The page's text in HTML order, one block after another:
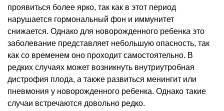
проявиться более ярко, так как в этот период
нарушается гормональный фон и иммунитет
снижается. Однако для новорожденного ребенка это
заболевание представляет небольшую опасность, так
как со временем оно проходит самостоятельно. В
редких случаях может возникнуть внутриутробная
дистрофия плода, а также развиться менингит или
пневмония у новорожденного ребенка. Однако такие
случаи встречаются довольно редко.